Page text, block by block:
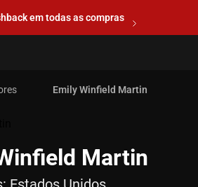
em todas as compras
Emily Winfield Martin
Martin